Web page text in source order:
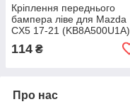
Кріплення переднього
бампера ліве для Mazda
CX5 17-21 (KB8A500U1A)
114 ₴
Про нас